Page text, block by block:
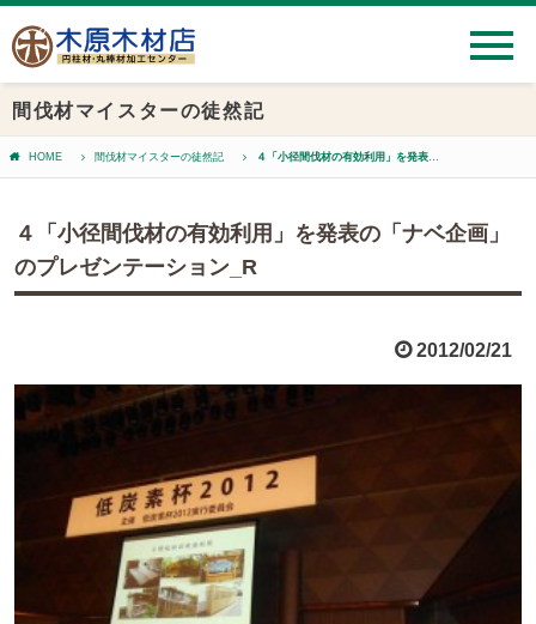
間伐材マイスターの徒然記
HOME 間伐材マイスターの徒然記 ４「小径間伐材の有効利用」を発表の「ナベ企画」のプレゼンテーション_R
４「小径間伐材の有効利用」を発表の「ナベ企画」
のプレゼンテーション_R
2012/02/21